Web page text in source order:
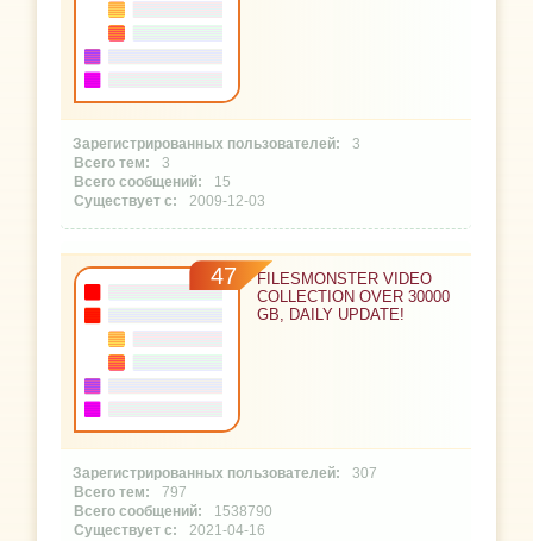
3
3
15
2009-12-03
47
FILESMONSTER VIDEO
COLLECTION OVER 30000
GB, DAILY UPDATE!
307
797
1538790
2021-04-16